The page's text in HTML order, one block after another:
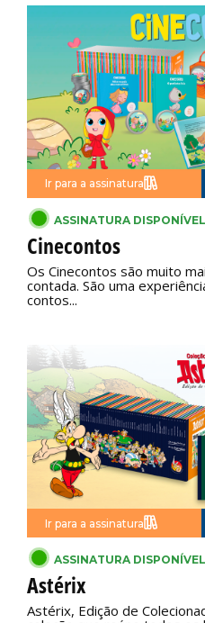
Ir para a assinatura
ASSINATURA DISPONÍVEL
Cinecontos
Os Cinecontos são muito
contada. São uma
contos...
Ir para a assinatura
ASSINATURA DISPONÍVEL
Astérix
Astérix, Edição de